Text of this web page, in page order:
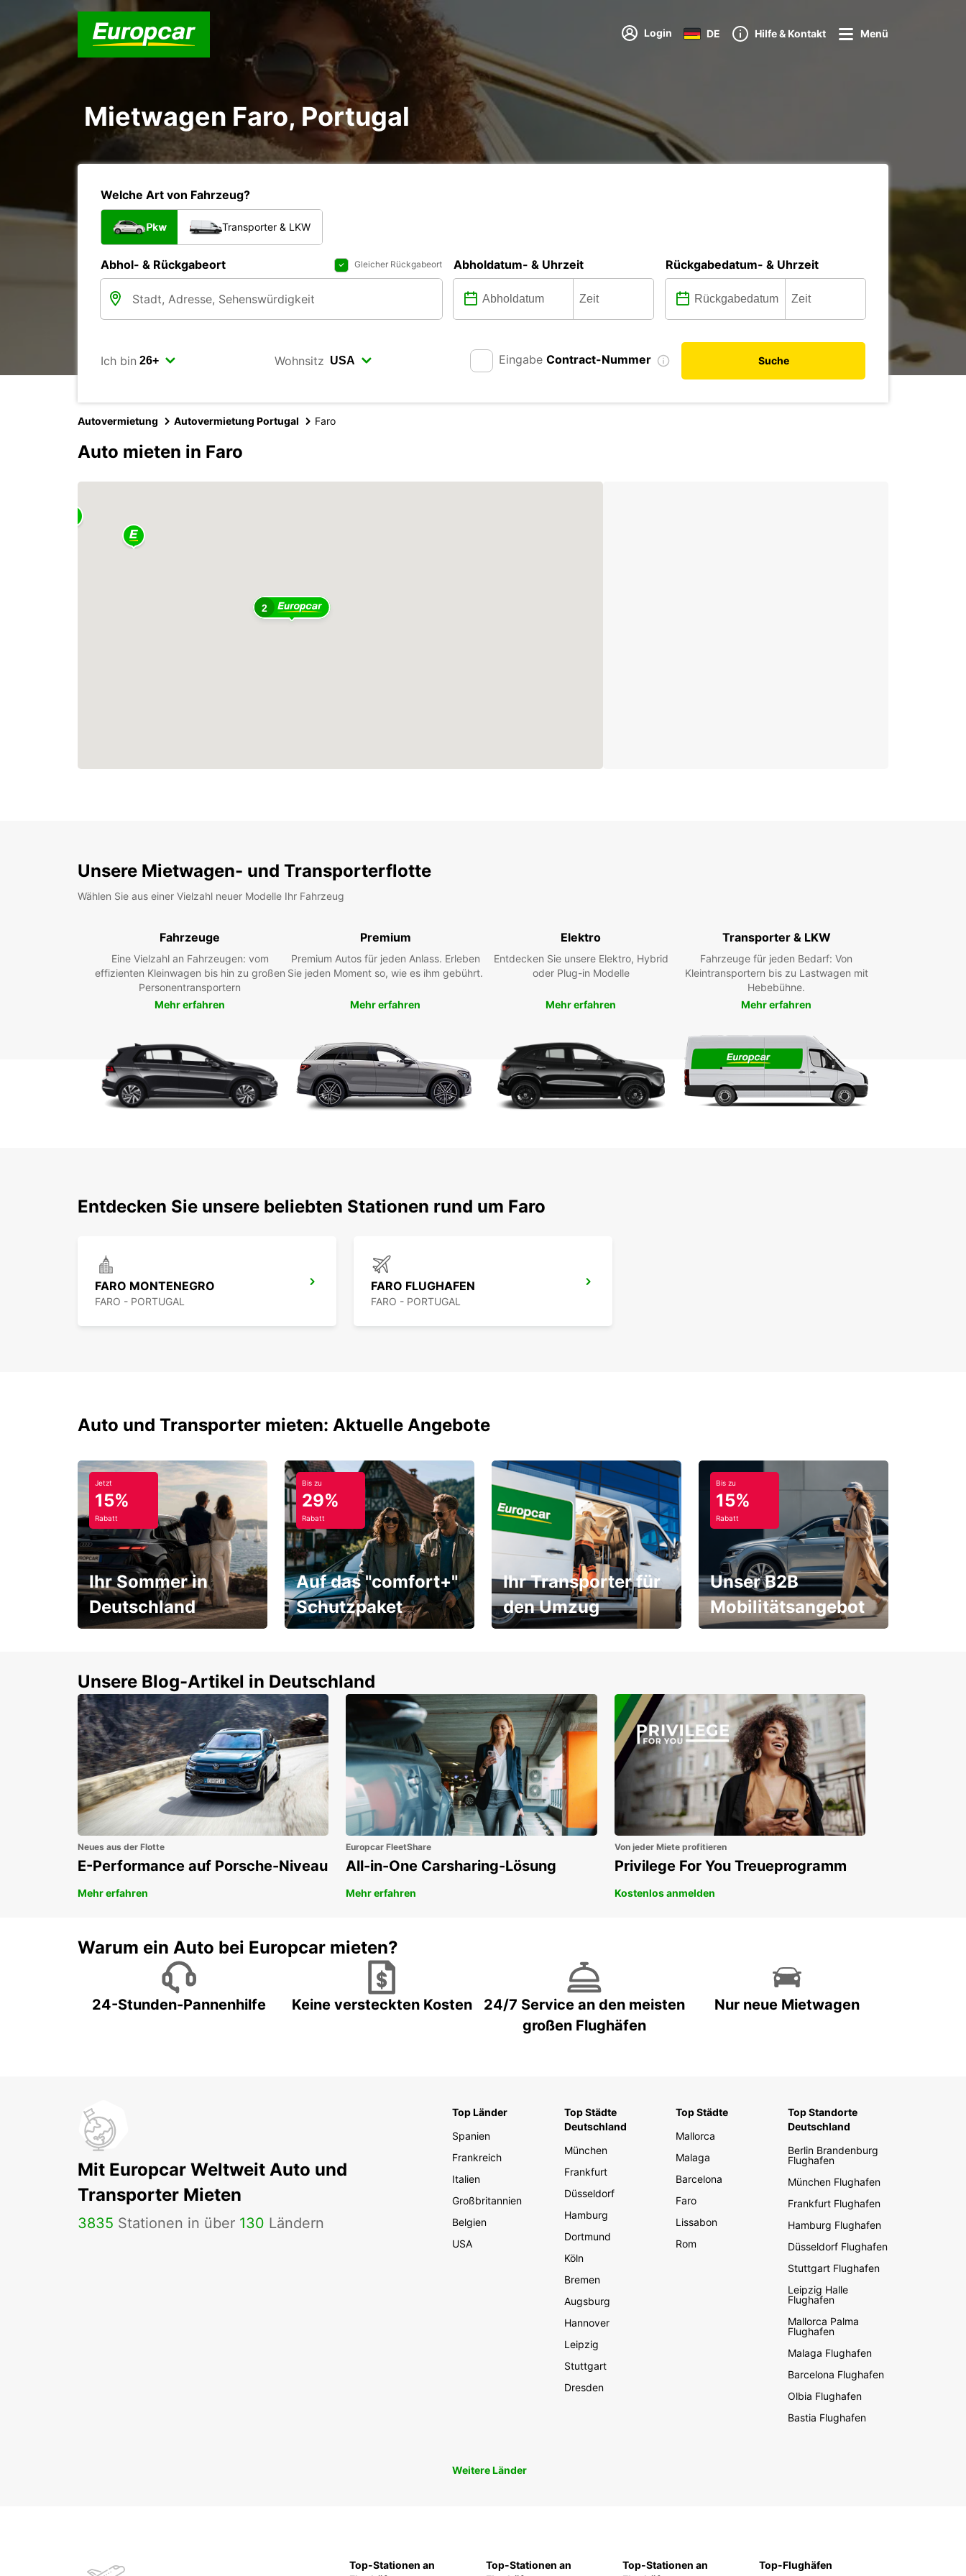
Login DE Hilfe & Kontakt Menü
Mietwagen Faro, Portugal
Welche Art von Fahrzeug?
Pkw Transporter & LKW
Abhol- & Rückgabeort Gleicher Rückgabeort Abholdatum- & Uhrzeit Rückgabedatum- & Uhrzeit
Ich bin Wohnsitz Eingabe Contract-Nummer Suche
Autovermietung Autovermietung Portugal Faro
Auto mieten in Faro
2
Unsere Mietwagen- und Transporterflotte
Wählen Sie aus einer Vielzahl neuer Modelle Ihr Fahrzeug
Fahrzeuge
Eine Vielzahl an Fahrzeugen: vom
effizienten Kleinwagen bis hin zu großen
Personentransportern
Mehr erfahren
Premium
Premium Autos für jeden Anlass. Erleben
Sie jeden Moment so, wie es ihm gebührt.
Mehr erfahren
Elektro
Entdecken Sie unsere Elektro, Hybrid
oder Plug-in Modelle
Mehr erfahren
Transporter & LKW
Fahrzeuge für jeden Bedarf: Von
Kleintransportern bis zu Lastwagen mit
Hebebühne.
Mehr erfahren
Entdecken Sie unsere beliebten Stationen rund um Faro
FARO MONTENEGRO
FARO - PORTUGAL
FARO FLUGHAFEN
FARO - PORTUGAL
Auto und Transporter mieten: Aktuelle Angebote
Jetzt
15%
Rabatt
Ihr Sommer in
Deutschland
Bis zu
29%
Rabatt
Auf das "comfort+"
Schutzpaket
buchen!
Ihr Transporter für
den Umzug
Bis zu
15%
Rabatt
Unser B2B
Mobilitätsangebot
Unsere Blog-Artikel in Deutschland
Neues aus der Flotte
E-Performance auf Porsche-Niveau
Mehr erfahren
Europcar FleetShare
All-in-One Carsharing-Lösung
Mehr erfahren
Von jeder Miete profitieren
Privilege For You Treueprogramm
Kostenlos anmelden
Warum ein Auto bei Europcar mieten?
24-Stunden-Pannenhilfe Keine versteckten Kosten
24/7 Service an den meisten
großen Flughäfen
Nur neue Mietwagen
Mit Europcar Weltweit Auto und
Transporter Mieten
3835 Stationen in über 130 Ländern
Top Länder
Spanien
Frankreich
Italien
Großbritannien
Belgien
USA
Top Städte
Deutschland
München
Frankfurt
Düsseldorf
Hamburg
Dortmund
Köln
Bremen
Augsburg
Hannover
Leipzig
Stuttgart
Dresden
Top Städte
Mallorca
Malaga
Barcelona
Faro
Lissabon
Rom
Top Standorte
Deutschland
Berlin Brandenburg
Flughafen
München Flughafen
Frankfurt Flughafen
Hamburg Flughafen
Düsseldorf Flughafen
Stuttgart Flughafen
Leipzig Halle
Flughafen
Mallorca Palma
Flughafen
Malaga Flughafen
Barcelona Flughafen
Olbia Flughafen
Bastia Flughafen
Weitere Länder
Top-Stationen an
Top-Stationen an
Top-Stationen an
Top-Flughäfen